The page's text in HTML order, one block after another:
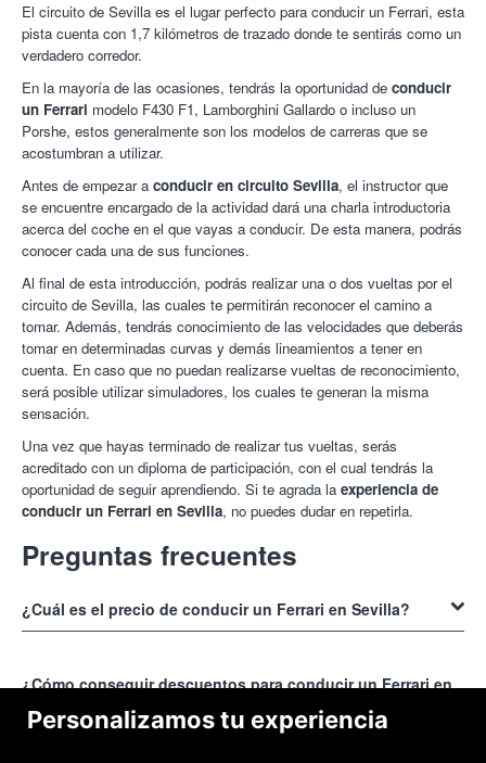
El circuito de Sevilla es el lugar perfecto para conducir un Ferrari, esta
pista cuenta con 1,7 kilómetros de trazado donde te sentirás como un
verdadero corredor.
En la mayoría de las ocasiones, tendrás la oportunidad de conducir
un Ferrari modelo F430 F1, Lamborghini Gallardo o incluso un
Porshe, estos generalmente son los modelos de carreras que se
acostumbran a utilizar.
Antes de empezar a conducir en circuito Sevilla, el instructor que
se encuentre encargado de la actividad dará una charla introductoria
acerca del coche en el que vayas a conducir. De esta manera, podrás
conocer cada una de sus funciones.
Al final de esta introducción, podrás realizar una o dos vueltas por el
circuito de Sevilla, las cuales te permitirán reconocer el camino a
tomar. Además, tendrás conocimiento de las velocidades que deberás
tomar en determinadas curvas y demás lineamientos a tener en
cuenta. En caso que no puedan realizarse vueltas de reconocimiento,
será posible utilizar simuladores, los cuales te generan la misma
sensación.
Una vez que hayas terminado de realizar tus vueltas, serás
acreditado con un diploma de participación, con el cual tendrás la
oportunidad de seguir aprendiendo. Si te agrada la experiencia de
conducir un Ferrari en Sevilla, no puedes dudar en repetirla.
Preguntas frecuentes
¿Cuál es el precio de conducir un Ferrari en Sevilla?
webs como Colectivia tienes ofertas que te permiten realizar esta
actividad desde tan solo 39 euros. ¡Un precio de locura!
¿Cómo conseguir descuentos para conducir un Ferrari en
Sevilla?
Personalizamos tu experiencia